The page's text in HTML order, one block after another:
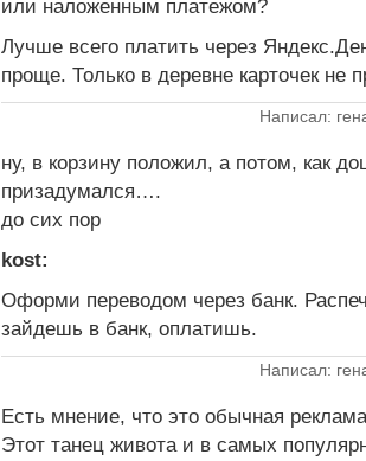
или наложенным платежом?
Лучше всего платить через
проще. Только в деревне карточек не
Написал:
ну, в корзину положил, а потом, как
призадумался….
до сих пор
kost:
Оформи переводом через банк.
зайдешь в банк, оплатишь.
Написал:
Есть мнение, что это обычная
Этот танец живота и в самых